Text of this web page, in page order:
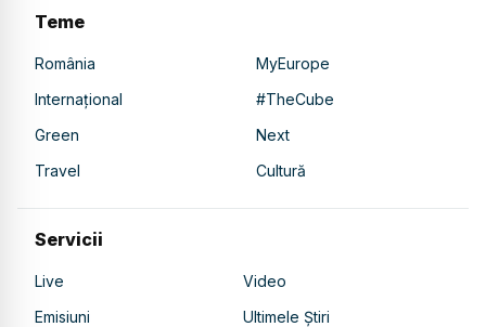
Teme
România
MyEurope
Internațional
#TheCube
Green
Next
Travel
Cultură
Servicii
Live
Video
Emisiuni
Ultimele Știri